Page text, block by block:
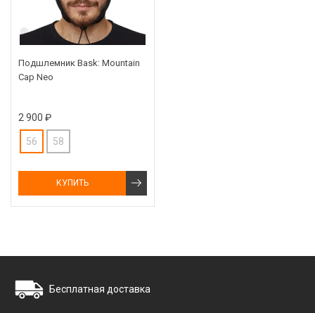
Подшлемник Bask: Mountain
Cap Neo
2 900 ₽
56 58
КУПИТЬ
Бесплатная доставка